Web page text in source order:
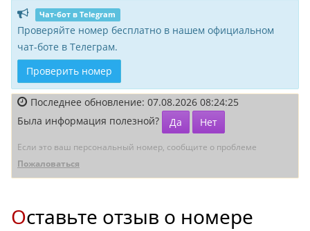
Чат-бот в Telegram
Проверяйте номер бесплатно в нашем официальном
чат-боте в Телеграм.
Проверить номер
Последнее обновление: 07.08.2026 08:24:25
Была информация полезной?
Да Нет
Если это ваш персональный номер, сообщите о проблеме
Пожаловаться
Оставьте отзыв о номере